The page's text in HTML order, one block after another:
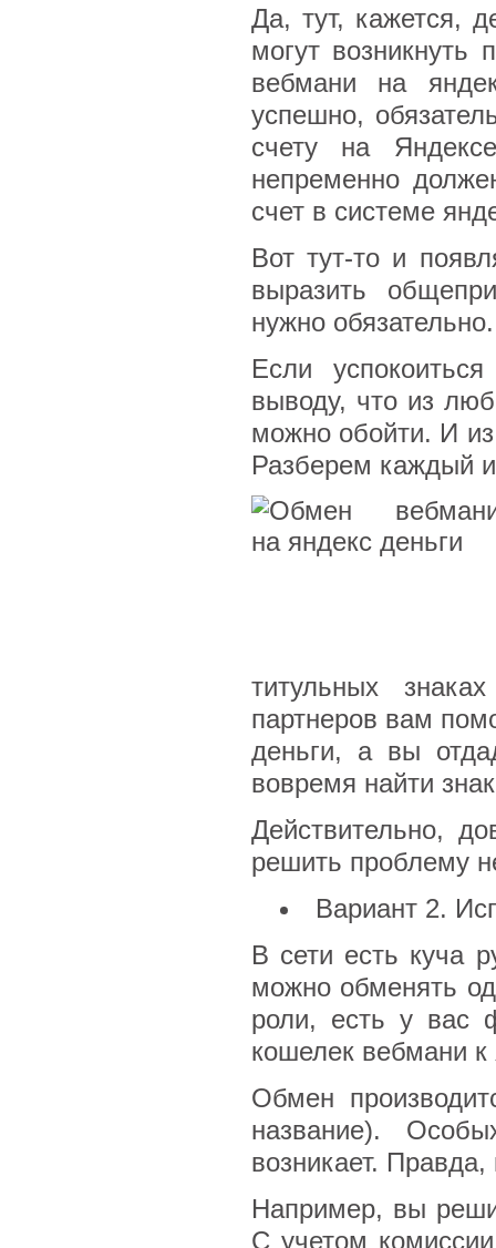
Да, тут, кажется,
могут возникнуть
вебмани на
успешно,
счету на
непременно
счет в системе
Вот тут-то и
выразить
нужно
Если
выводу, что из
можно обойти. И
Разберем каждый
титульных
партнеров вам
деньги, а вы
вовремя найти
Действительно,
решить проблему
Вариант 2.
В сети есть куча
можно обменять
роли, есть у вас
кошелек вебмани к
Обмен
название).
возникает.
Например, вы
С учетом